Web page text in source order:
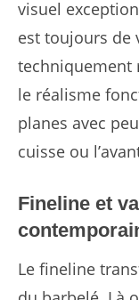
visuel
est toujours de
techniquement
le réalisme
planes avec
cuisse ou
Fineline et
Le fineline